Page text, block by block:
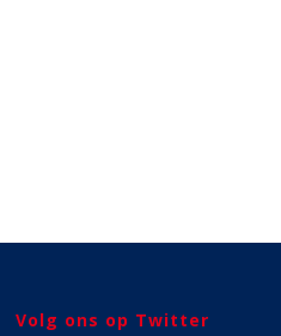
Volg ons op Twitter